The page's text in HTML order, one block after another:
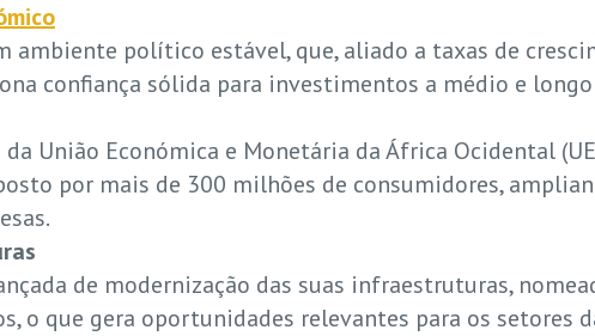
ambiente político estável, que, aliado a taxas de
confiança sólida para investimentos a médio e
União Económica e Monetária da África Ocidental
por mais de 300 milhões de consumidores,
de modernização das suas infraestruturas,
o que gera oportunidades relevantes para os setores